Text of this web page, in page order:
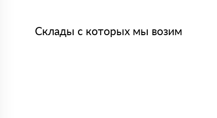
Склады с которых мы возим